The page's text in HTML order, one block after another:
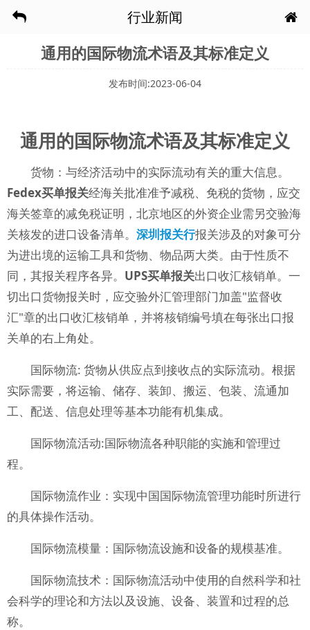
行业新闻
通用的国际物流术语及其标准定义
发布时间:2023-06-04
通用的国际物流术语及其标准定义
货物：与经济活动中的实际流动有关的重大信息。
Fedex买单报关经海关批准准予减税、免税的货物，应交
海关签章的减免税证明，北京地区的外资企业需另交验海
关核发的进口设备清单。 深圳报关行报关涉及的对象可分
为进出境的运输工具和货物、物品两大类。由于性质不
同，其报关程序各异。 UPS买单报关出口收汇核销单。一
切出口货物报关时，应交验外汇管理部门加盖"监督收
汇"章的出口收汇核销单，并将核销编号填在每张出口报
关单的右上角处。
国际物流: 货物从供应点到接收点的实际流动。根据
实际需要，将运输、储存、装卸、搬运、包装、流通加
工、配送、信息处理等基本功能有机集成。
国际物流活动:国际物流各种职能的实施和管理过
程。
国际物流作业：实现中国国际物流管理功能时所进行
的具体操作活动。
国际物流模量：国际物流设施和设备的规模基准。
国际物流技术：国际物流活动中使用的自然科学和社
会科学的理论和方法以及设施、设备、装置和过程的总
称。